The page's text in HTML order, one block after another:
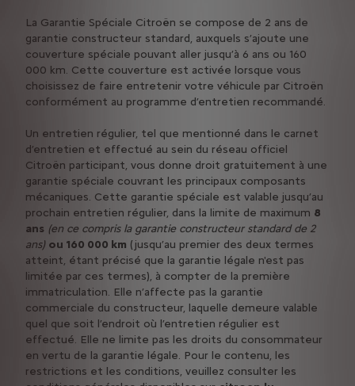
La Garantie Spéciale Citroën se compose de 2 ans de
garantie constructeur standard, auxquels s’ajoute une
couverture spéciale pouvant aller jusqu’à 6 ans ou 160
000 km. Cette couverture est activée lorsque vous
choisissez de faire entretenir votre véhicule par Citroën
conformément au programme d’entretien recommandé.
Un entretien régulier, tel que mentionné dans le carnet
d’entretien et effectué au sein du réseau officiel
Citroën participant, vous donne droit gratuitement à une
garantie spéciale couvrant les principaux composants
mécaniques. Cette garantie spéciale est valable jusqu’au
prochain entretien régulier, dans la limite de maximum 8
ans (en ce compris la garantie constructeur standard de 2
ans) ou 160 000 km (jusqu’au premier des deux termes
atteint, étant précisé que la garantie légale n'est pas
limitée par ces termes), à compter de la première
immatriculation. Elle n’affecte pas la garantie
commerciale du constructeur, laquelle demeure valable
quel que soit l’endroit où l’entretien régulier est
effectué. Elle ne limite pas les droits du consommateur
en vertu de la garantie légale. Pour le contenu, les
restrictions et les conditions, veuillez consulter les